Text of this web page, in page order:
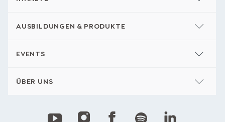
AUSBILDUNGEN & PRODUKTE
EVENTS
ÜBER UNS